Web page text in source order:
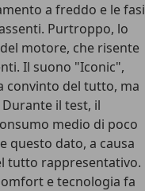
a freddo e le fasi
Purtroppo, lo
motore, che risente
Il suono "Iconic",
convinto del tutto, ma
il test, il
medio di poco
questo dato, a causa
tutto rappresentativo.
e tecnologia fa